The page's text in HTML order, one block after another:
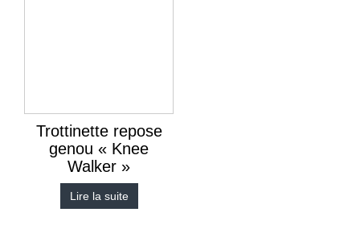
Trottinette repose
genou « Knee
Walker »
Lire la suite